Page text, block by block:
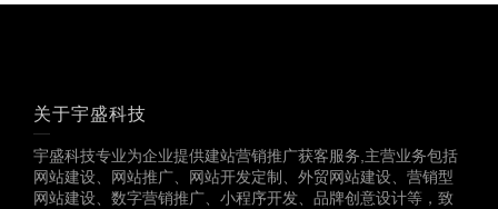
关于宇盛科技
宇盛科技专业为企业提供建站营销推广获客服务,主营业务包括
网站建设、网站推广、网站开发定制、外贸网站建设、营销型
网站建设、数字营销推广、小程序开发、品牌创意设计等，致